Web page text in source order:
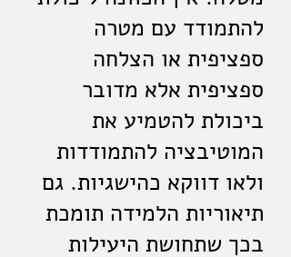
להתמודד עם מטרה
ספציפית או הצלחה
ספציפית אלא מדובר
ביכולת להטמיע את
המוטיבציה להתמודדות
ולאו דווקא כהישגיות. גם
תיאוריות הלמידה תומכת
בכך שתחושת היעילות